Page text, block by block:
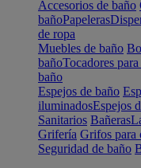
Accesorios de baño
bañoPapeleras
de ropa
Muebles de baño
bañoTocadores
baño
Espejos de baño
iluminadosEspejos
Sanitarios Bañeras
Grifería Grifos para
Seguridad de baño